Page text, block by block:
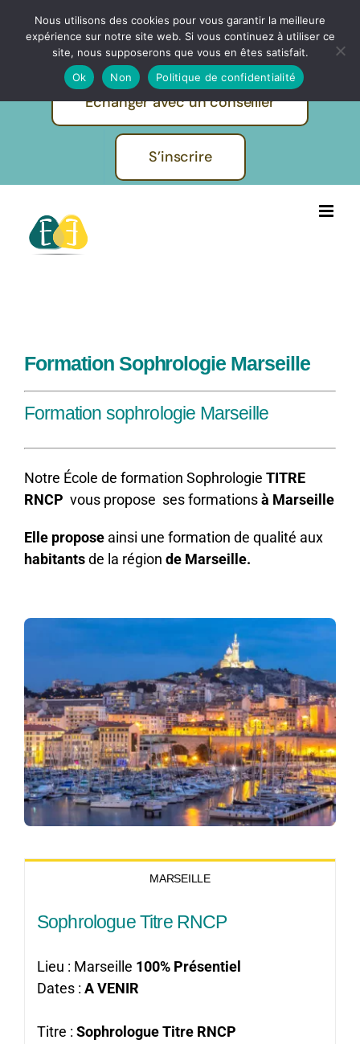
IBF | EVOLUTION FORMATIONS -
Pratiques et métiers de l'humain
Echanger avec un conseiller
S’inscrire
Formation Sophrologie Marseille
Formation sophrologie Marseille
Notre École de formation Sophrologie TITRE
RNCP vous propose ses formationsà Marseille
Elle propose ainsi une formation de qualité aux
habitantsde la région de Marseille.
MARSEILLE
Sophrologue Titre RNCP
Lieu : Marseille 100% Présentiel
Dates : A VENIR
Titre : Sophrologue Titre RNCP
Nous utilisons des cookies pour vous garantir la meilleure
expérience sur notre site web. Si vous continuez à utiliser ce
site, nous supposerons que vous en êtes satisfait.
Ok
Non Politique de confidentialité